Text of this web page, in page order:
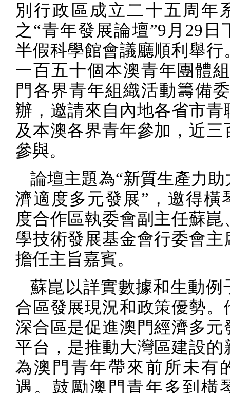
別行政區成立二十五周年
之“青年發展論壇”9 月 29 日
半假科學館會議廳順利舉行
一百五十個本澳青年團體
門各界青年組織活動籌備
辦，邀請來自內地各省市青
及本澳各界青年參加，近三
參與。
論壇主題為“新質生產力
濟適度多元發展”，邀得橫
度合作區執委會副主任蘇崑
學技術發展基金會行委會主
擔任主旨嘉賓。
蘇崑以詳實數據和生動例
合區發展現況和政策優勢。
深合區是促進澳門經濟多元
平台，是推動大灣區建設的
為澳門青年帶來前所未有
遇。鼓勵澳門青年多到橫